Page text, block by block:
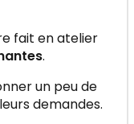
fait en atelier
.
un peu de
demandes.